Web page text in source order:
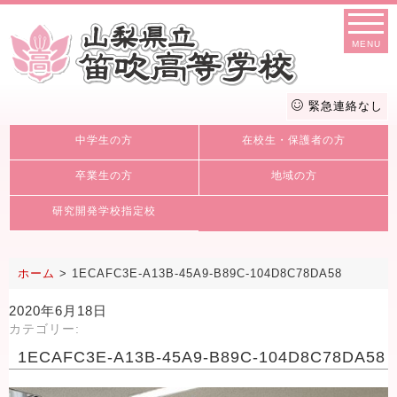
MENU
緊急連絡なし
中学生の方 在校生・保護者の方
卒業生の方 地域の方
研究開発学校指定校
ホーム > 1ECAFC3E-A13B-45A9-B89C-104D8C78DA58
2020年6月18日
カテゴリー:
1ECAFC3E-A13B-45A9-B89C-104D8C78DA58